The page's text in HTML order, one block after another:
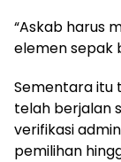
“Askab harus
elemen sepak
Sementara itu
telah berjalan
verifikasi
pemilihan